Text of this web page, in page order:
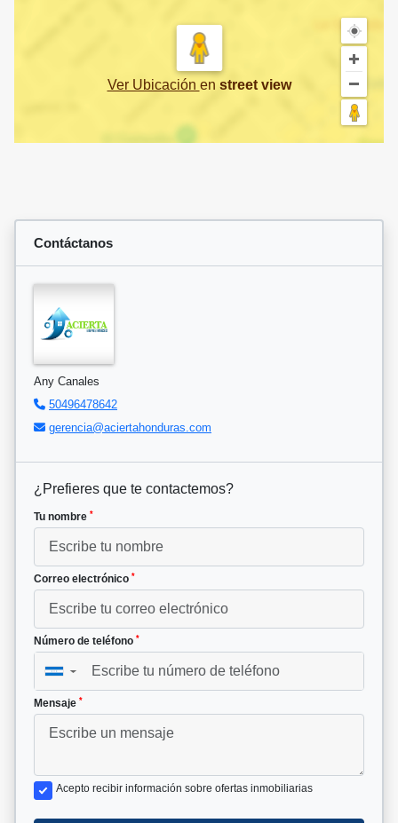
Ver Ubicación en street view
Contáctanos
Any Canales
50496478642
gerencia@aciertahonduras.com
¿Prefieres que te contactemos?
Tu nombre *
Correo electrónico *
Número de teléfono *
▼
Mensaje *
Acepto recibir información sobre ofertas inmobiliarias